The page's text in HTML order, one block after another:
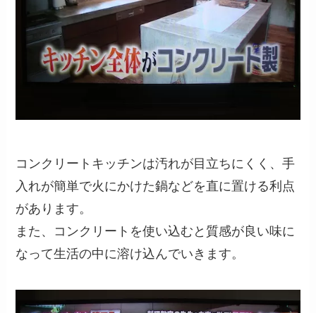
コンクリートキッチンは汚れが目立ちにくく、手
入れが簡単で火にかけた鍋などを直に置ける利点
があります。
また、コンクリートを使い込むと質感が良い味に
なって生活の中に溶け込んでいきます。